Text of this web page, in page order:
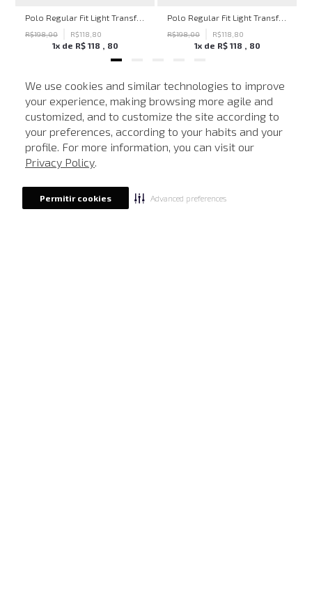
We use cookies and similar technologies to improve
your experience, making browsing more agile and
customized, and to customize the site according to
your preferences, according to your habits and your
profile. For more information, you can visit our
Privacy Policy.
Permitir cookies Advanced preferences
Polo Regular Fit Light Transfer Verde Escuro John John Masculina
R$198,00 R$118 80
1x de R$ 118 80
Polo Regular Fit Light Transfer Bege Médio John John Masculina
R$198,00 R$118 80
1x de R$ 118 80
NEWSLETTER
Cadastre seu e-mail para receber nossas novidades.
Eu li, estou ciente das condições de tratamento dos meus dados pessoais e forneço